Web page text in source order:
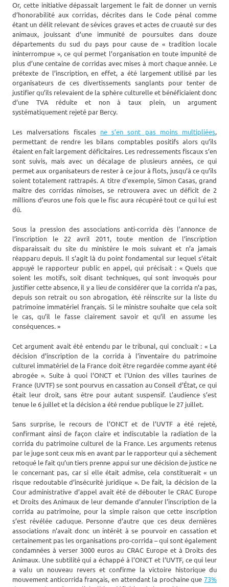
Or, cette initiative dépassait largement le fait de donner un vernis
d’honorabilité aux corridas, décrites dans le Code pénal comme
étant un délit relevant de sévices graves et actes de cruauté sur des
animaux, jouissant d’une immunité de poursuites dans douze
départements du sud du pays pour cause de « tradition locale
ininterrompue », ce qui permet l’organisation en toute impunité de
plus d’une centaine de corridas avec mises à mort chaque année. Le
prétexte de l’inscription, en effet, a été largement utilisé par les
organisateurs de ces divertissements sanglants pour tenter de
justifier qu’ils relevaient de la sphère culturelle et bénéficiaient donc
d’une TVA réduite et non à taux plein, un argument
systématiquement rejeté par Bercy.
Les malversations fiscales ne s’en sont pas moins multipliées,
permettant de rendre les bilans comptables positifs alors qu’ils
étaient en fait largement déficitaires. Les redressements fiscaux s’en
sont suivis, mais avec un décalage de plusieurs années, ce qui
permet aux organisateurs de rester à ce jour à flots, jusqu’à ce qu’ils
soient totalement rattrapés. A titre d’exemple, Simon Casas, grand
maître des corridas nîmoises, se retrouvera avec un déficit de 2
millions d’euros une fois que le fisc aura récupéré tout ce qui lui est
dû.
Sous la pression des associations anti-corrida dès l’annonce de
l’inscription le 22 avril 2011, toute mention de l’inscription
disparaissait du site du ministère le mois suivant et n’a jamais
réapparu depuis. Il s’agit là du point fondamental sur lequel s’était
appuyé le rapporteur public en appel, qui précisait : « Quels que
soient les motifs, soit disant techniques, qui sont invoqués pour
justifier cette absence, il y a lieu de considérer que la corrida n’a pas,
depuis son retrait ou son abrogation, été réinscrite sur la liste du
patrimoine immatériel français. Si le ministre souhaite que cela soit
le cas, qu’il le fasse clairement savoir et qu’il en assume les
conséquences. »
Cet argument avait été entendu par le tribunal, qui concluait : « La
décision d’inscription de la corrida à l’inventaire du patrimoine
culturel immatériel de la France doit être regardée comme ayant été
abrogée ». Suite à quoi l’ONCT et l’Union des villes taurines de
France (UVTF) se sont pourvus en cassation au Conseil d’État, ce qui
était leur droit, sans être pour autant suspensif. L’audience s’est
tenue le 6 juillet et la décision a été rendue publique le 27 juillet.
Sans surprise, le recours de l’ONCT et de l’UVTF a été rejeté,
confirmant ainsi de façon claire et indiscutable la radiation de la
corrida du patrimoine culturel de la France. Les arguments retenus
par le juge sont ceux mis en avant par le rapporteur qui a sèchement
retoqué le fait qu’un tiers prenne appui sur une décision de justice ne
le concernant pas, car si elle était admise, cela constituerait « un
risque redoutable d’insécurité juridique ». De fait, la décision de la
Cour administrative d’appel avait été de débouter le CRAC Europe
et Droits des Animaux de leur demande d’annuler l’inscription de la
corrida au patrimoine, pour la simple raison que cette inscription
s’est révélée caduque. Personne d’autre que ces deux dernières
associations n’avait donc un intérêt à se pourvoir en cassation et
certainement pas les organisations pro-corrida – qui sont également
condamnées à verser 3000 euros au CRAC Europe et à Droits des
Animaux. Une subtilité qui a échappé à l’ONCT et l’UVTF, ce qui leur
a valu un nouveau revers et confirme la victoire historique du
mouvement anticorrida français, en attendant la prochaine que 73%